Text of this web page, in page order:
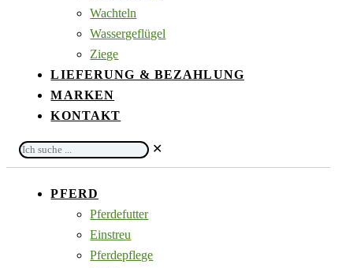
Wachteln
Wassergeflügel
Ziege
LIEFERUNG & BEZAHLUNG
MARKEN
KONTAKT
Ich
suche
✕
PFERD
Pferdefutter
Einstreu
Pferdepflege